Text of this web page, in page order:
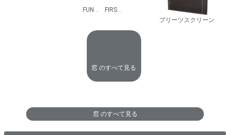
FUNロール [NOKKI] FIRSTAGE [立川機工]
窓のすべて見る
プリーツスクリーン
窓 のすべて見る